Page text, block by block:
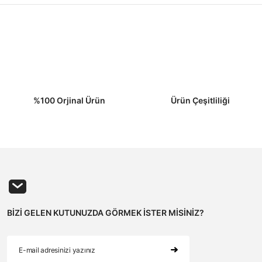
%100 Orjinal Ürün Ürün Çeşitliliği
BİZİ GELEN KUTUNUZDA GÖRMEK İSTER MİSİNİZ?